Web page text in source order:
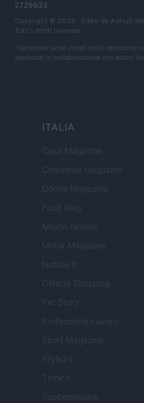
2729933
Copyright © 2026 · Edito da AdHub
Tutti i diritti riservati
I contenuti sono curati dalla redazione
realizzati in collaborazione con autori
ITALIA
Casa Magazine
Cineverse Magazine
Donne Magazine
Food Blog
Milano Notizie
Motor Magazine
Notizie.it
Offerte Shopping
Pet Story
Professione Lavoro
Sport Magazine
Style24
Tuobenessere